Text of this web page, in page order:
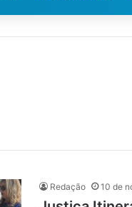
Redação 10 de